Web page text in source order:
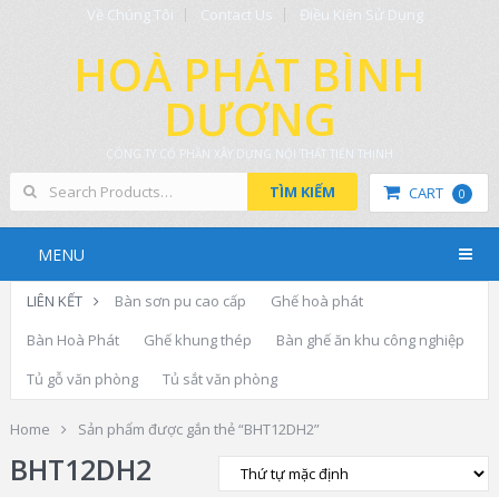
Về Chúng Tôi Contact Us Điều Kiện Sử Dụng
HOÀ PHÁT BÌNH
DƯƠNG
CÔNG TY CỔ PHẦN XÂY DỰNG NỘI THẤT TIẾN THỊNH
CART 0
TÌM KIẾM
MENU
LIÊN KẾT Bàn sơn pu cao cấp
Ghế hoà phát
Bàn Hoà Phát
Ghế khung thép
Bàn ghế ăn khu công nghiệp
Tủ gỗ văn phòng
Tủ sắt văn phòng
Home Sản phẩm được gắn thẻ “BHT12DH2”
BHT12DH2